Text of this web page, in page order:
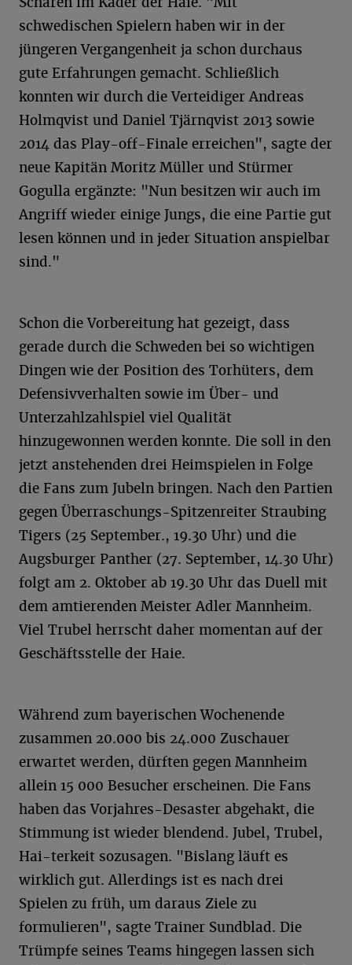
schwedischen Spielern haben wir in der
jüngeren Vergangenheit ja schon durchaus
gute Erfahrungen gemacht. Schließlich
konnten wir durch die Verteidiger Andreas
Holmqvist und Daniel Tjärnqvist 2013 sowie
2014 das Play-off-Finale erreichen", sagte der
neue Kapitän Moritz Müller und Stürmer
Gogulla ergänzte: "Nun besitzen wir auch im
Angriff wieder einige Jungs, die eine Partie gut
lesen können und in jeder Situation anspielbar
sind."
Schon die Vorbereitung hat gezeigt, dass
gerade durch die Schweden bei so wichtigen
Dingen wie der Position des Torhüters, dem
Defensivverhalten sowie im Über- und
Unterzahlzahlspiel viel Qualität
hinzugewonnen werden konnte. Die soll in den
jetzt anstehenden drei Heimspielen in Folge
die Fans zum Jubeln bringen. Nach den Partien
gegen Überraschungs-Spitzenreiter Straubing
Tigers (25 September., 19.30 Uhr) und die
Augsburger Panther (27. September, 14.30 Uhr)
folgt am 2. Oktober ab 19.30 Uhr das Duell mit
dem amtierenden Meister Adler Mannheim.
Viel Trubel herrscht daher momentan auf der
Geschäftsstelle der Haie.
Während zum bayerischen Wochenende
zusammen 20.000 bis 24.000 Zuschauer
erwartet werden, dürften gegen Mannheim
allein 15 000 Besucher erscheinen. Die Fans
haben das Vorjahres-Desaster abgehakt, die
Stimmung ist wieder blendend. Jubel, Trubel,
Hai-terkeit sozusagen. "Bislang läuft es
wirklich gut. Allerdings ist es nach drei
Spielen zu früh, um daraus Ziele zu
formulieren", sagte Trainer Sundblad. Die
Trümpfe seines Teams hingegen lassen sich